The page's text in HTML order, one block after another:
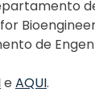
de
e AQUI.